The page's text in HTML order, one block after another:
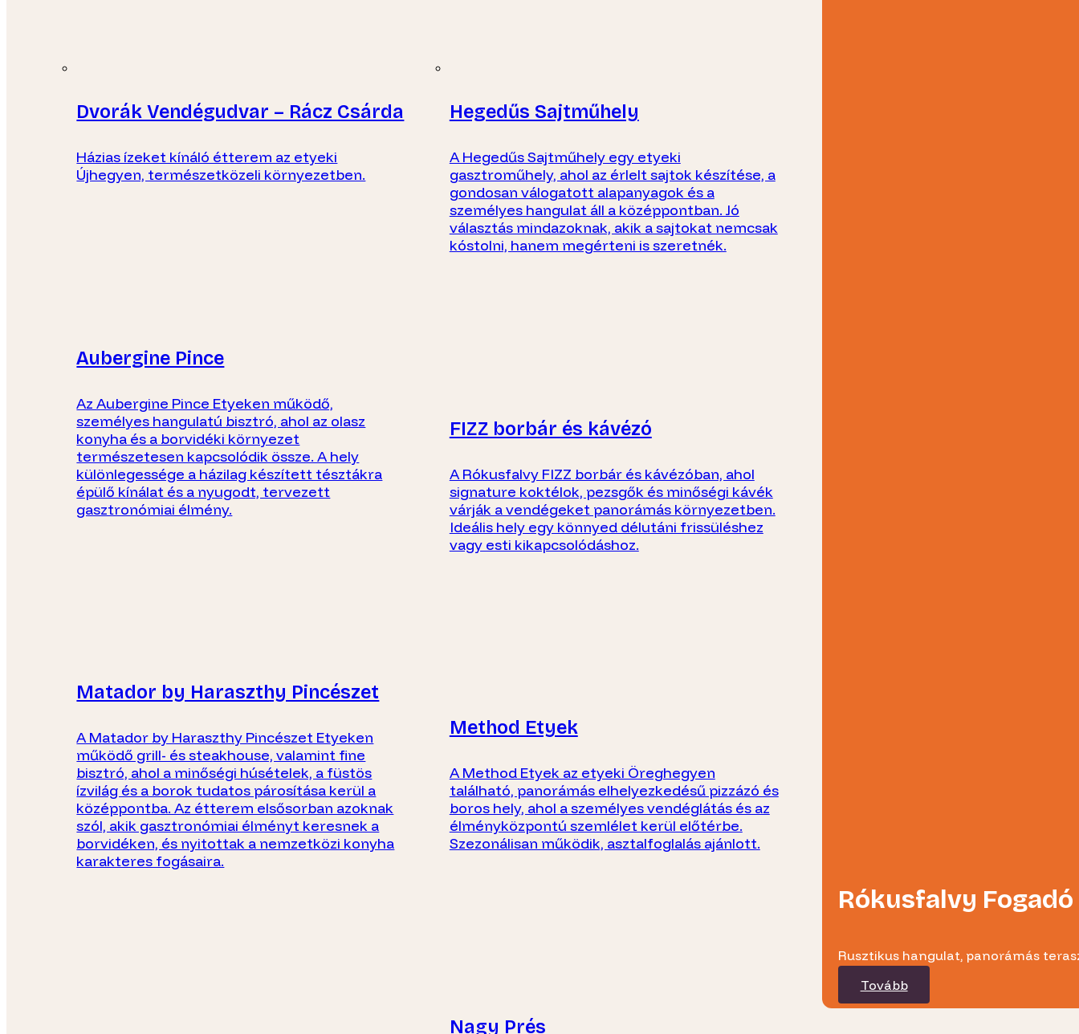
Dvorák Vendégudvar – Rácz Csárda
Házias ízeket kínáló étterem az etyeki
Újhegyen, természetközeli környezetben.
Aubergine Pince
Az Aubergine Pince Etyeken működő,
személyes hangulatú bisztró, ahol az olasz
konyha és a borvidéki környezet
természetesen kapcsolódik össze. A hely
különlegessége a házilag készített tésztákra
épülő kínálat és a nyugodt, tervezett
gasztronómiai élmény.
Matador by Haraszthy Pincészet
A Matador by Haraszthy Pincészet Etyeken
működő grill- és steakhouse, valamint fine
bisztró, ahol a minőségi húsételek, a füstös
ízvilág és a borok tudatos párosítása kerül a
középpontba. Az étterem elsősorban azoknak
szól, akik gasztronómiai élményt keresnek a
borvidéken, és nyitottak a nemzetközi konyha
karakteres fogásaira.
Hegedűs Sajtműhely
A Hegedűs Sajtműhely egy etyeki
gasztroműhely, ahol az érlelt sajtok készítése, a
gondosan válogatott alapanyagok és a
személyes hangulat áll a középpontban. Jó
választás mindazoknak, akik a sajtokat nemcsak
kóstolni, hanem megérteni is szeretnék.
FIZZ borbár és kávézó
A Rókusfalvy FIZZ borbár és kávézóban, ahol
signature koktélok, pezsgők és minőségi kávék
várják a vendégeket panorámás környezetben.
Ideális hely egy könnyed délutáni frissüléshez
vagy esti kikapcsolódáshoz.
Method Etyek
A Method Etyek az etyeki Öreghegyen
található, panorámás elhelyezkedésű pizzázó és
boros hely, ahol a személyes vendéglátás és az
élményközpontú szemlélet kerül előtérbe.
Szezonálisan működik, asztalfoglalás ajánlott.
Nagy Prés
Rókusfalvy
Rusztikus hangulat, panorámás
Tovább